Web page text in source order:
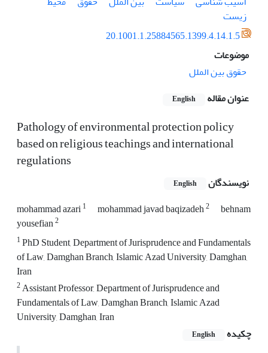
زیست
20.1001.1.25884565.1399.4.14.1.5
موضوعات
حقوق بین الملل
عنوان مقاله
English
Pathology of environmental protection policy
based on religious teachings and international
regulations
نویسندگان English
mohammad azari1 mohammad javad baqizadeh2
behnam
yousefian2
1PhD Student, Department of Jurisprudence and Fundamentals
of Law, Damghan Branch, Islamic Azad University, Damghan,
Iran
2Assistant Professor, Department of Jurisprudence and
Fundamentals of Law, Damghan Branch, Islamic Azad
University, Damghan, Iran
چکیده
English